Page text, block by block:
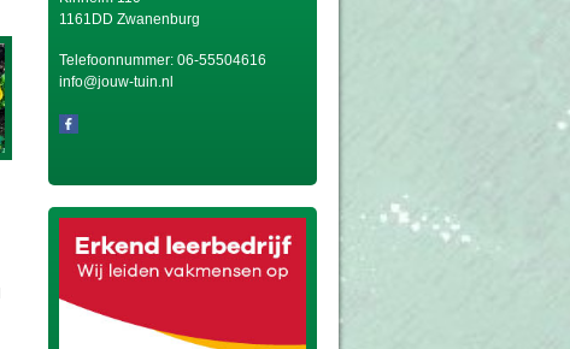
1161DD Zwanenburg
Telefoonnummer: 06-55504616
info@jouw-tuin.nl